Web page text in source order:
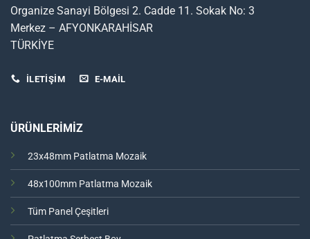
Organize Sanayi Bölgesi 2. Cadde 11. Sokak No: 3
Merkez – AFYONKARAHİSAR
TÜRKİYE
İLETİŞİM E-MAIL
ÜRÜNLERİMİZ
23x48mm Patlatma Mozaik
48x100mm Patlatma Mozaik
Tüm Panel Çeşitleri